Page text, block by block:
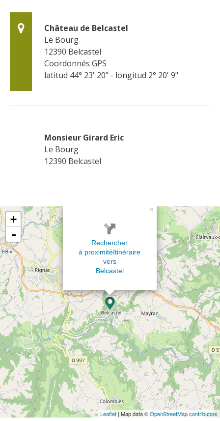
Château de Belcastel
Le Bourg
12390 Belcastel
Coordonnés GPS
latitud 44° 23' 20" - longitud 2° 20' 9"
Monsieur Girard Eric
Le Bourg
12390 Belcastel
×
Rechercher
à proximitéItinéraire
vers
Belcastel
+
-
Leaflet | Map data ©OpenStreetMap contributors